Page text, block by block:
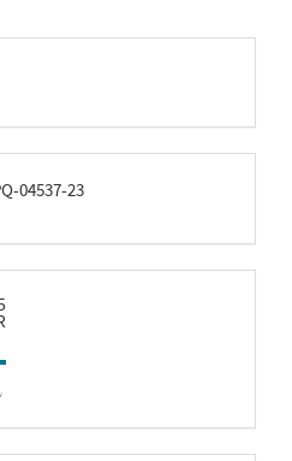
04537-23